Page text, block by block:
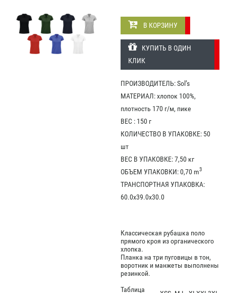
В КОРЗИНУ
КУПИТЬ В ОДИН
КЛИК
ПРОИЗВОДИТЕЛЬ: Sol’s
МАТЕРИАЛ: хлопок 100%,
плотность 170 г/м, пике
ВЕС : 150 г
КОЛИЧЕСТВО В УПАКОВКЕ: 50
шт
ВЕС В УПАКОВКЕ: 7,50 кг
ОБЪЕМ УПАКОВКИ: 0,70 m3
ТРАНСПОРТНАЯ УПАКОВКА:
60.0x39.0x30.0
Классическая рубашка поло
прямого кроя из органического
хлопка.
Планка на три пуговицы в тон,
воротник и манжеты выполнены
резинкой.
Таблица